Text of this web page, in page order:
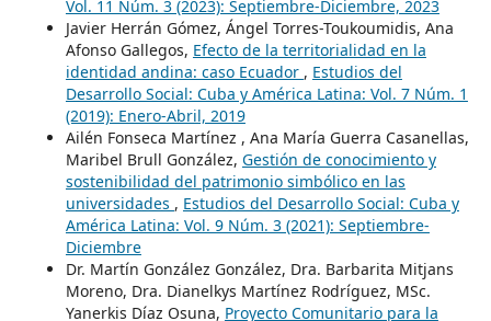
Vol. 11 Núm. 3 (2023): Septiembre-Diciembre, 2023
Javier Herrán Gómez, Ángel Torres-Toukoumidis, Ana
Afonso Gallegos, Efecto de la territorialidad en la
identidad andina: caso Ecuador , Estudios del
Desarrollo Social: Cuba y América Latina: Vol. 7 Núm. 1
(2019): Enero-Abril, 2019
Ailén Fonseca Martínez , Ana María Guerra Casanellas,
Maribel Brull González, Gestión de conocimiento y
sostenibilidad del patrimonio simbólico en las
universidades , Estudios del Desarrollo Social: Cuba y
América Latina: Vol. 9 Núm. 3 (2021): Septiembre-
Diciembre
Dr. Martín González González, Dra. Barbarita Mitjans
Moreno, Dra. Dianelkys Martínez Rodríguez, MSc.
Yanerkis Díaz Osuna, Proyecto Comunitario para la